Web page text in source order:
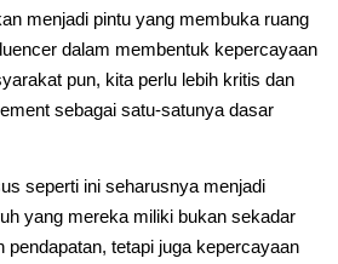
menjadi pintu yang membuka ruang
dalam membentuk kepercayaan
pun, kita perlu lebih kritis dan
sebagai satu-satunya dasar
seperti ini seharusnya menjadi
yang mereka miliki bukan sekadar
pendapatan, tetapi juga kepercayaan